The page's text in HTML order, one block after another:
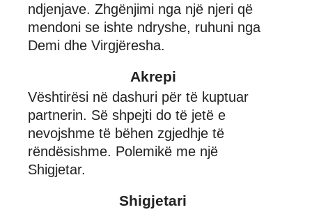
ndjenjave. Zhgënjimi nga një njeri që
mendoni se ishte ndryshe, ruhuni nga
Demi dhe Virgjëresha.
Akrepi
Vështirësi në dashuri për të kuptuar
partnerin. Së shpejti do të jetë e
nevojshme të bëhen zgjedhje të
rëndësishme. Polemikë me një
Shigjetar.
Shigjetari